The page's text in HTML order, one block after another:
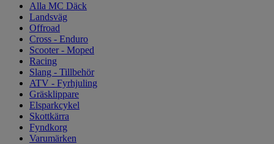
Alla MC Däck
Landsväg
Offroad
Cross - Enduro
Scooter - Moped
Racing
Slang - Tillbehör
ATV - Fyrhjuling
Gräsklippare
Elsparkcykel
Skottkärra
Fyndkorg
Varumärken